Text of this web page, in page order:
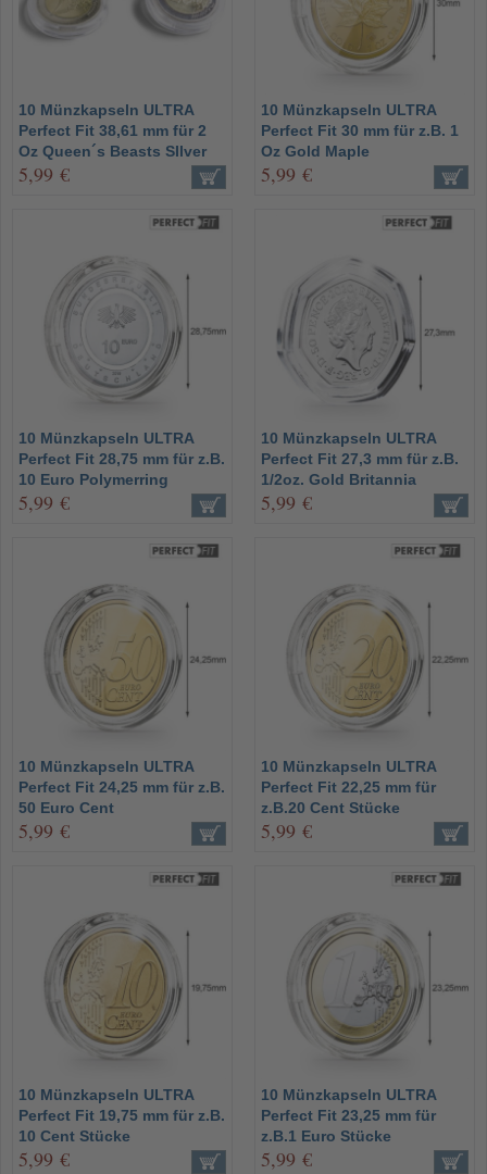
10 Münzkapseln ULTRA
Perfect Fit 38,61 mm für 2
Oz Queen´s Beasts SIlver
5,99 €
10 Münzkapseln ULTRA
Perfect Fit 30 mm für z.B. 1
Oz Gold Maple
5,99 €
10 Münzkapseln ULTRA
Perfect Fit 28,75 mm für z.B.
10 Euro Polymerring
5,99 €
10 Münzkapseln ULTRA
Perfect Fit 27,3 mm für z.B.
1/2oz. Gold Britannia
5,99 €
10 Münzkapseln ULTRA
Perfect Fit 24,25 mm für z.B.
50 Euro Cent
5,99 €
10 Münzkapseln ULTRA
Perfect Fit 22,25 mm für
z.B.20 Cent Stücke
5,99 €
10 Münzkapseln ULTRA
Perfect Fit 19,75 mm für z.B.
10 Cent Stücke
5,99 €
10 Münzkapseln ULTRA
Perfect Fit 23,25 mm für
z.B.1 Euro Stücke
5,99 €